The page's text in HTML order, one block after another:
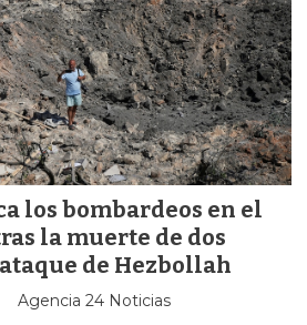
los bombardeos en el
la muerte de dos
de Hezbollah
Agencia 24 Noticias